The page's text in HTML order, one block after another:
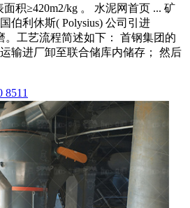
积≥420m2/kg 。 水泥网首页 ... 矿
伯利休斯( Polysius) 公司引进
。工艺流程简述如下： 首钢集团的
输进厂卸至联合储库内储存； 然后
8511